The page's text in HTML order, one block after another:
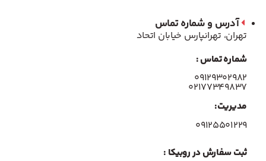
آدرس و شماره تماس
تهران، تهرانپارس خیابان اتحاد
شماره تماس :
۰۹۱۲۹۳۰۲۹۸۲
۰۲۱۷۷۳۴۹۸۳۷
مدیریت:
۰۹۱۲۵۵۰۱۲۲۹
ثبت سفارش در روبیکا :